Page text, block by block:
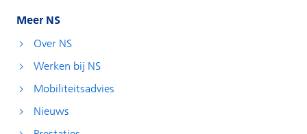
Meer NS
Over NS
Werken bij NS
Mobiliteitsadvies
Nieuws